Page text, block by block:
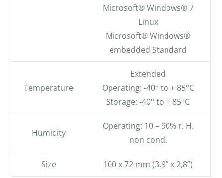
Microsoft® Windows® 7
Linux
Microsoft® Windows®
embedded Standard
Temperature
Extended
Operating: -40° to + 85°C
Storage: -40° to + 85°C
Humidity
Operating: 10 – 90% r. H.
non cond.
Size 100 x 72 mm (3.9” x 2,8”)